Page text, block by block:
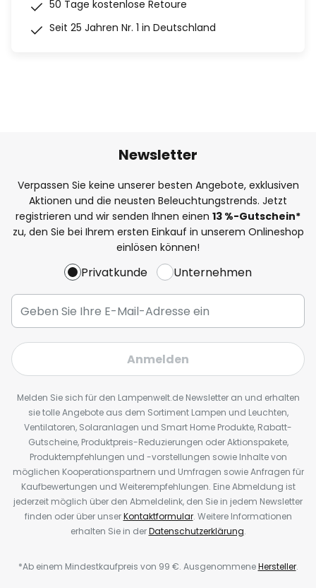
50 Tage kostenlose Retoure
Seit 25 Jahren Nr. 1 in Deutschland
Newsletter
Verpassen Sie keine unserer besten Angebote, exklusiven
Aktionen und die neusten Beleuchtungstrends. Jetzt
registrieren und wir senden Ihnen einen 13 %-Gutschein*
zu, den Sie bei Ihrem ersten Einkauf in unserem Onlineshop
einlösen können!
Privatkunde Unternehmen
Anmelden
Melden Sie sich für den Lampenwelt.de Newsletter an und erhalten
sie tolle Angebote aus dem Sortiment Lampen und Leuchten,
Ventilatoren, Solaranlagen und Smart Home Produkte, Rabatt-
Gutscheine, Produktpreis-Reduzierungen oder Aktionspakete,
Produktempfehlungen und -vorstellungen sowie Inhalte von
möglichen Kooperationspartnern und Umfragen sowie Anfragen für
Kaufbewertungen und Weiterempfehlungen. Eine Abmeldung ist
jederzeit möglich über den Abmeldelink, den Sie in jedem Newsletter
finden oder über unserKontaktformular. Weitere Informationen
erhalten Sie in derDatenschutzerklärung.
*Ab einem Mindestkaufpreis von 99 €. AusgenommeneHersteller.